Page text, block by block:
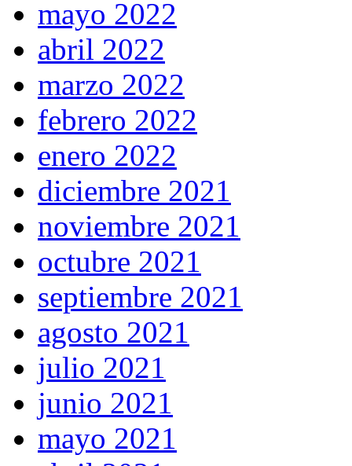
mayo 2022
abril 2022
marzo 2022
febrero 2022
enero 2022
diciembre 2021
noviembre 2021
octubre 2021
septiembre 2021
agosto 2021
julio 2021
junio 2021
mayo 2021